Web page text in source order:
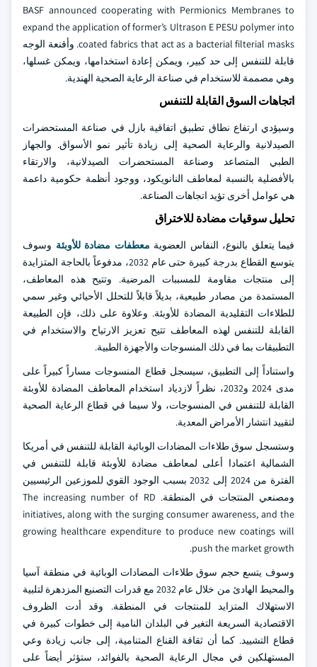
BASF announced cooperating with Permionics Membranes to
expand the application of former’s Ultrason E PESU polymer into
coated fabrics that act as a bacterial filterial masks. وأقنعة الوجه
قابلة للتنفس إلى حد كبير، ويمكن إعادة استخدامها، ويمكن غسلها،
وهي مصممة للاستخدام في صناعة الرعاية الصحية الهندية.
اتجاهات السوق القابلة للتنفس
وسيؤدي ارتفاع نطاق تطبيق اتفاقية بازل في صناعة المستحضرات
الصيدلانية والرعاية الصحية إلى زيادة تأثير نمو الأسواق. والجهاز
الطبي المتصاعد وصناعة المستحضرات الصيدلانية، والارتقاء
بالأفضلية بالنسبة لمعاطف النانويكود، ووجود أنظمة حكومية داعمة
هي عوامل أخرى تؤيد اتجاهات الصناعة.
تحليل سوقيات مضادة للاختراق
فيما يتعلق بالنوع، النفاس العضوية معطفات مضادة للأوبئة وسوف
يتوسع القطاع بدرجة كبيرة حتى عام 2032، مدفوعاً بالحاجة المتزايدة
إلى منتجات مقاومة للمسببات المرضية. وتتيح هذه المعاطف،
المستمدة من مصادر طبيعية، بديلاً قابلاً للتحلل الأحيائي وغير سمي
للطلاءات التقليدية المضادة للأوبئة. وعلاوة على ذلك، فإن الطبيعة
القابلة للتنفس لهذه المعاطف تتيح تعزيز الارتياح والاستخدام في
التطبيقات بما في ذلك المنسوجات والأجهزة الطبية.
واستناداً إلى التطبيق، سيسجل قطاع المنسوجات مساراً كبيراً على
مدى 2024 و2032، نظراً لازدياد استخدام المعاطف المضادة للأوبئة
القابلة للتنفس في المنسوجات، ولا سيما في قطاع الرعاية الصحية
لتقييد انتشار الأمراض المعدية.
وستسجل سوق طلاءات المضادات الوبائية القابلة للتنفس في أمريكا
الشمالية اعتمادا أعلى لمعاطف مضادة للأوبئة قابلة للتنفس في
الفترة من 2024 إلى 2032 بسبب الوجود القوي للموزعين الرئيسيين
ومصنعي المنتجات في المنطقة. The increasing number of RD
initiatives, along with the surging consumer awareness, and the
growing healthcare expenditure to produce new coatings will
push the market growth.
وسوف يتسع حجم سوق طلاءات المضادات الوبائية في منطقة آسيا
والمحيط الهادئ من خلال عام 2032 مع قدرات التصنيع المزدهرة لتلبية
الاستهلاك المتزايد للمنتجات في المنطقة. وقد أدت الظروف
الاقتصادية السريعة التغير في البلدان النامية إلى خطوات كبيرة في
قطاع التشييد. كما أن ثقافة القناع المتنامية، إلى جانب زيادة وعي
المستهلكين في مجال الرعاية الصحية بالفوائد، ستؤثر أيضاً على